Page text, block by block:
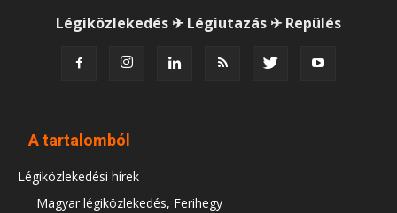
Légiközlekedés ✈ Légiutazás ✈ Repülés
A tartalomból
Légiközlekedési hírek
Magyar légiközlekedés, Ferihegy